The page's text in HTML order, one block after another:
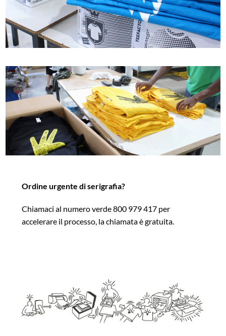
Ordine urgente di serigrafia?
Chiamaci al numero verde 800 979 417 per
accelerare il processo, la chiamata è gratuita.